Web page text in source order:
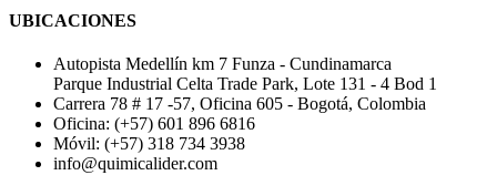
UBICACIONES
Autopista Medellín km 7 Funza - Cundinamarca
Parque Industrial Celta Trade Park, Lote 131 - 4 Bod 1
Carrera 78 # 17 -57, Oficina 605 - Bogotá, Colombia
Oficina: (+57) 601 896 6816
Móvil: (+57) 318 734 3938
info@quimicalider.com